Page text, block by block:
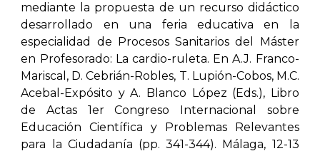
mediante la propuesta de un recurso didáctico
desarrollado en una feria educativa en la
especialidad de Procesos Sanitarios del Máster
en Profesorado: La cardio-ruleta. En A.J. Franco-
Mariscal, D. Cebrián-Robles, T. Lupión-Cobos, M.C.
Acebal-Expósito y A. Blanco López (Eds.), Libro
de Actas 1er Congreso Internacional sobre
Educación Científica y Problemas Relevantes
para la Ciudadanía (pp. 341-344). Málaga, 12-13